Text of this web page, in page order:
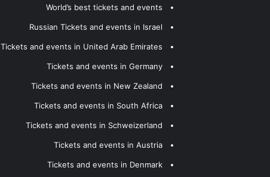
World’s best tickets and events
Russian Tickets and events in Israel
Tickets and events in United Arab Emirates
Tickets and events in Germany
Tickets and events in New Zealand
Tickets and events in South Africa
Tickets and events in Schweizerland
Tickets and events in Austria
Tickets and events in Denmark